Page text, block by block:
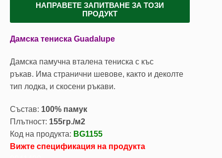
НАПРАВЕТЕ ЗАПИТВАНЕ ЗА ТОЗИ
ПРОДУКТ
Дамска тениска Guadalupe
Дамска памучна вталена тениска с къс
ръкав. Има странични шевове, както и деколте
тип лодка, и скосени ръкави.
Състав: 100% памук
Плътност: 155гр./м2
Код на продукта: BG1155
Вижте спецификация на продукта